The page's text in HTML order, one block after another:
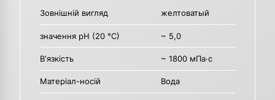
Зовнішній вигляд желтоватый
значення pH (20 °C) ~ 5,0
В'язкість ~ 1800 мПа·с
Матеріал-носій Вода